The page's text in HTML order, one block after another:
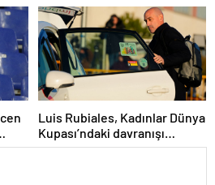
Luis Rubiales, Kadınlar Dünya
Kupası’ndaki davranışı
nedeniyle cinsel saldırıdan